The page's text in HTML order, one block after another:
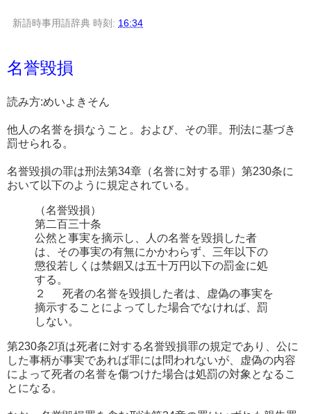
新語時事用語辞典 時刻: 16:34
名誉毀損
読み方:めいよきそん
他人の名誉を損なうこと。および、その罪。刑法に基づき
罰せられる。
名誉毀損の罪は刑法第34章（名誉に対する罪）第230条に
おいて以下のように規定されている。
（名誉毀損）
第二百三十条
公然と事実を摘示し、人の名誉を毀損した者
は、その事実の有無にかかわらず、三年以下の
懲役若しくは禁錮又は五十万円以下の罰金に処
する。
２ 死者の名誉を毀損した者は、虚偽の事実を
摘示することによってした場合でなければ、罰
しない。
第230条2項は死者に対する名誉毀損罪の規定であり、公に
した事柄が事実であれば罪には問われないが、虚偽の内容
によって死者の名誉を傷つけた場合は処罰の対象となるこ
とになる。